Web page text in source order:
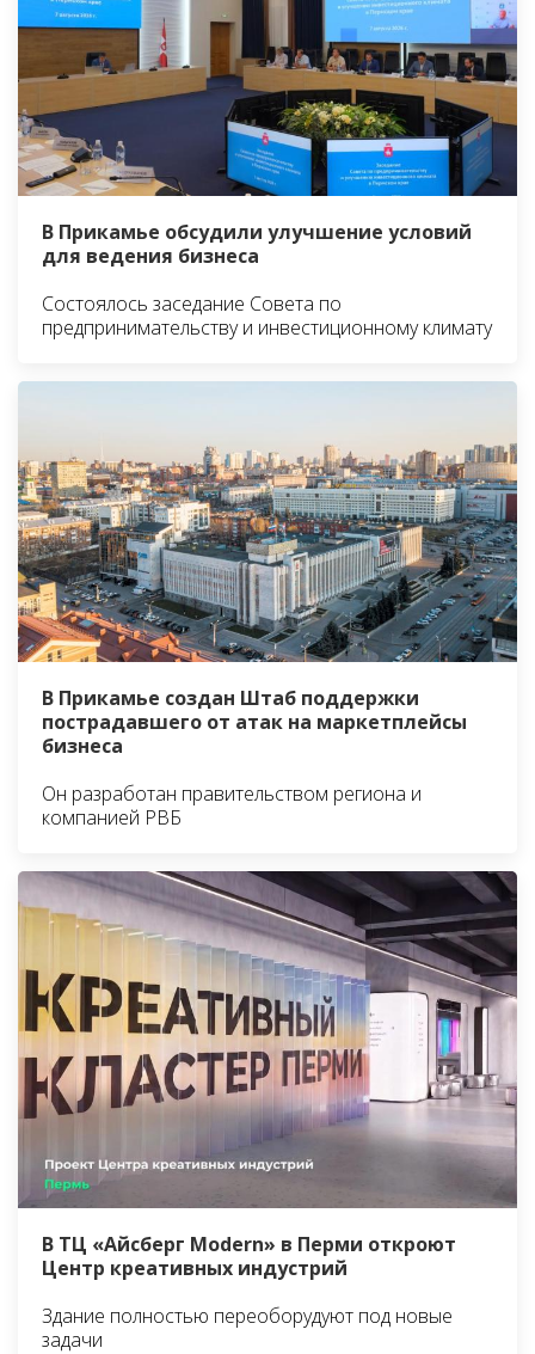
В Прикамье обсудили улучшение условий
для ведения бизнеса
Состоялось заседание Совета по
предпринимательству и инвестиционному климату
В Прикамье создан Штаб поддержки
пострадавшего от атак на маркетплейсы
бизнеса
Он разработан правительством региона и
компанией РВБ
В ТЦ «Айсберг Modern» в Перми откроют
Центр креативных индустрий
Здание полностью переоборудуют под новые
задачи